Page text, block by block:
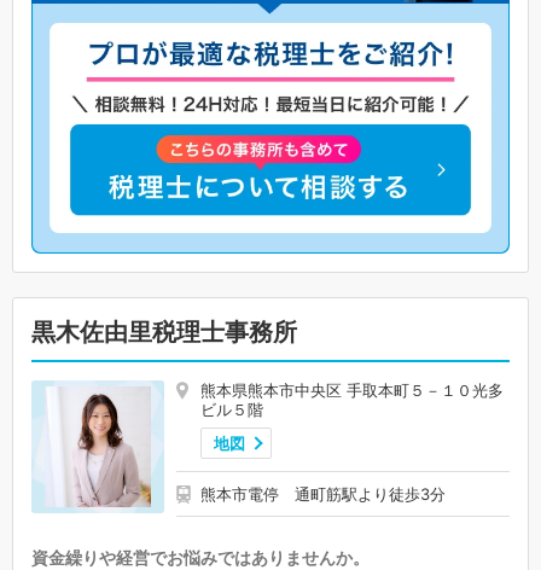
黒木佐由里税理士事務所
熊本県熊本市中央区 手取本町５－１０光多
ビル５階
地図
熊本市電停 通町筋駅より徒歩3分
資金繰りや経営でお悩みではありませんか。